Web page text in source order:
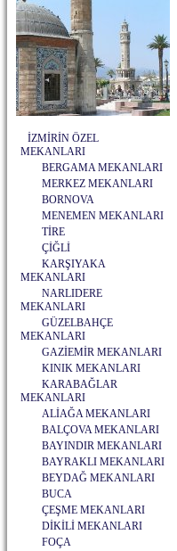
İZMİRİN ÖZEL
MEKANLARI
BERGAMA MEKANLARI
MERKEZ MEKANLARI
BORNOVA
MENEMEN MEKANLARI
TİRE
ÇİĞLİ
KARŞIYAKA
MEKANLARI
NARLIDERE
MEKANLARI
GÜZELBAHÇE
MEKANLARI
GAZİEMİR MEKANLARI
KINIK MEKANLARI
KARABAĞLAR
MEKANLARI
ALİAĞA MEKANLARI
BALÇOVA MEKANLARI
BAYINDIR MEKANLARI
BAYRAKLI MEKANLARI
BEYDAĞ MEKANLARI
BUCA
ÇEŞME MEKANLARI
DİKİLİ MEKANLARI
FOÇA